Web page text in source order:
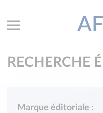
RECHERCHE
Marque éditoriale :